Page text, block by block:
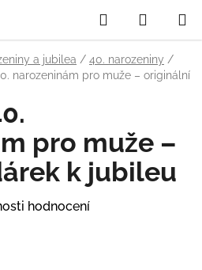
Hledat
KOŠÍK
a jubilea / 40. narozeniny /
narozeninám pro muže – originální
pro muže –
k jubileu
hodnocení